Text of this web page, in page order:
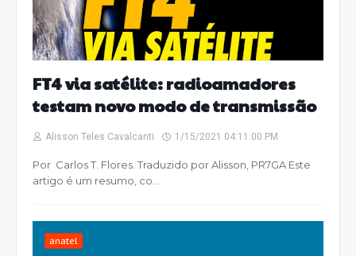
FT4 via satélite: radioamadores
testam novo modo de transmissão
Alisson Teles Cavalcanti 1/15/2021 04:11:00 PM
Por Carlos T. Flores. Traduzido por Alisson, PR7GA Este
artigo é um resumo, co…
anatel